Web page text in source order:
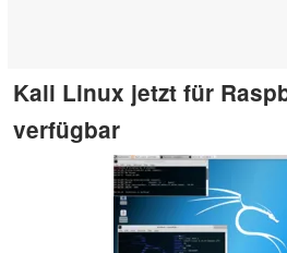
Kali Linux jetzt für
verfügbar